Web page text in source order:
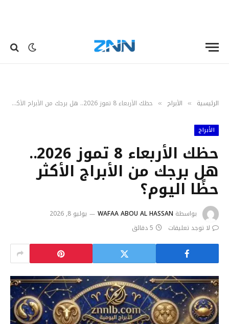
الرئيسية » الأبراج » حظك الأربعاء 8 تموز 2026.. هل برجك من الأبراج الأكثر حظًا اليوم؟
الأبراج
حظك الأربعاء 8 تموز 2026..
هل برجك من الأبراج الأكثر
حظًا اليوم؟
بواسطة WAFAA ABOU AL HASSAN
يوليو 8, 2026
لا توجد تعليقات
5 دقائق